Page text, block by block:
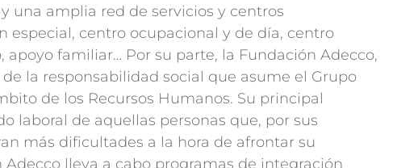
una amplia red de servicios y centros
especial, centro ocupacional y de día, centro
apoyo familiar… Por su parte, la Fundación Adecco,
la responsabilidad social que asume el Grupo
de los Recursos Humanos. Su principal
laboral de aquellas personas que, por sus
más dificultades a la hora de afrontar su
lleva a cabo programas de integración